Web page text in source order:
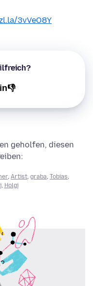
3vVeO8Y
geholfen, diesen
, Artist graba Tobias
, Holgi